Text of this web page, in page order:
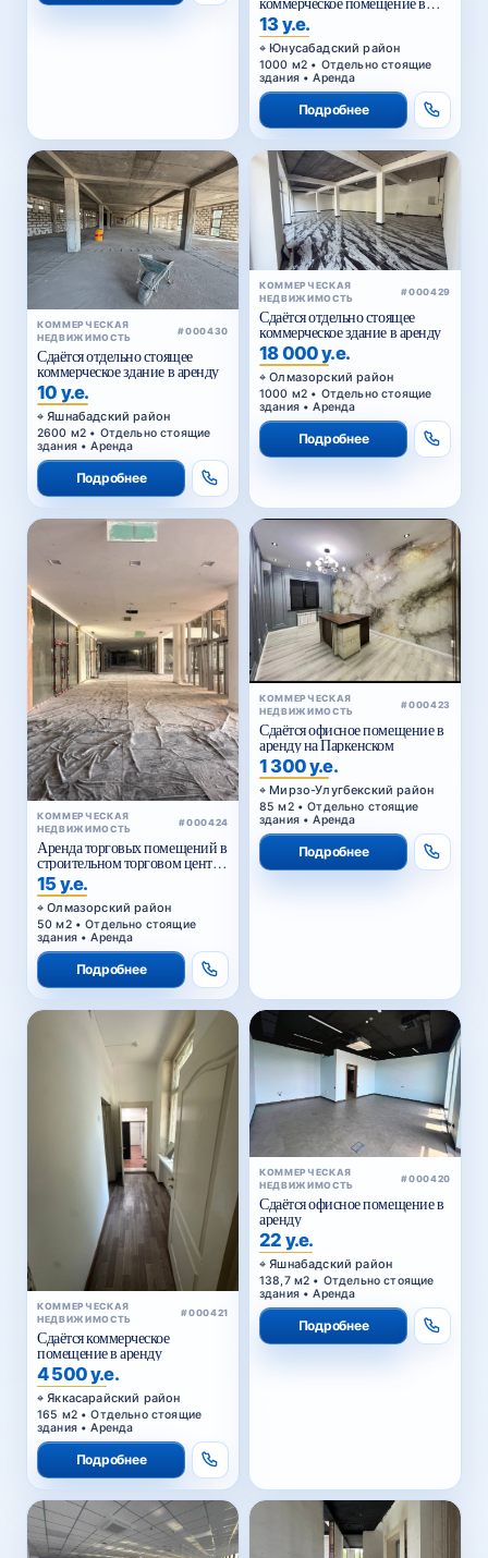
аренду
13 у.е.
Юнусабадский район
1000 м2 • Отдельно стоящие
здания • Аренда
Подробнее
НЕДВИЖИМОСТЬ
Сдаётся отдельно стоящее
коммерческое здание в аренду
10 у.е.
Яшнабадский район
2600 м2 • Отдельно стоящие
здания • Аренда
Подробнее
НЕДВИЖИМОСТЬ
Сдаётся отдельно стоящее
коммерческое здание в аренду
18 000 у.е.
Олмазорский район
1000 м2 • Отдельно стоящие
здания • Аренда
Подробнее
НЕДВИЖИМОСТЬ
Аренда торговых помещений в
строительном торговом центре
у Жомий базара в Ташкенте
15 у.е.
Олмазорский район
50 м2 • Отдельно стоящие
здания • Аренда
Подробнее
НЕДВИЖИМОСТЬ
Сдаётся офисное помещение в
аренду на Паркенском
1 300 у.е.
Мирзо-Улугбекский район
85 м2 • Отдельно стоящие
здания • Аренда
Подробнее
НЕДВИЖИМОСТЬ
Сдаётся коммерческое
помещение в аренду
4 500 у.е.
Яккасарайский район
165 м2 • Отдельно стоящие
здания • Аренда
Подробнее
НЕДВИЖИМОСТЬ
Сдаётся офисное помещение в
аренду
22 у.е.
Яшнабадский район
138,7 м2 • Отдельно стоящие
здания • Аренда
Подробнее